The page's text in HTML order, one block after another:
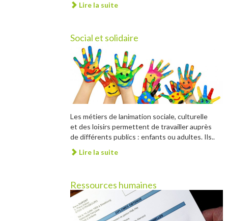
Lire la suite
Social et solidaire
Les métiers de lanimation sociale, culturelle
et des loisirs permettent de travailler auprès
de différents publics : enfants ou adultes. Ils..
Lire la suite
Ressources humaines